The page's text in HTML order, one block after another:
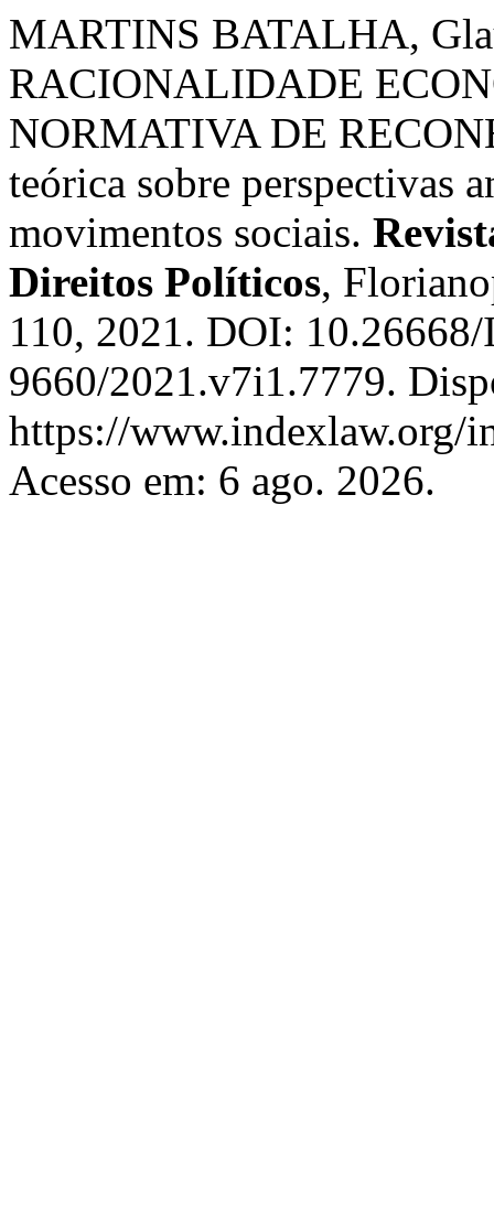
MARTINS BATALHA,
RACIONALIDADE
NORMATIVA DE
teórica sobre perspectivas
movimentos sociais.
Direitos Políticos,
110, 2021. DOI:
9660/2021.v7i1.7779.
https://www.indexlaw.org/
Acesso em: 6 ago. 2026.